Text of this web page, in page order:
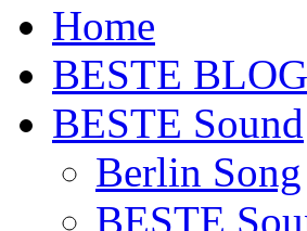
Home
BESTE BLOG
BESTE Sound
Berlin Song
BESTE